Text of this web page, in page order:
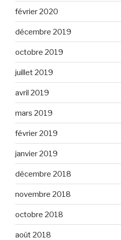
février 2020
décembre 2019
octobre 2019
juillet 2019
avril 2019
mars 2019
février 2019
janvier 2019
décembre 2018
novembre 2018
octobre 2018
août 2018